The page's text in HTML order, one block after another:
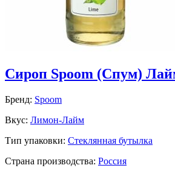
Сироп Spoom (Спум)
Бренд: Spoom
Вкус: Лимон-Лайм
Тип упаковки: Стеклянная бутылка
Страна производства: Россия